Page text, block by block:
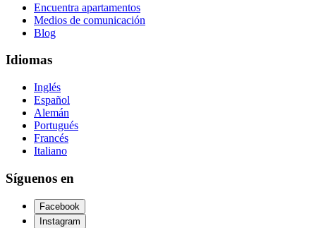
Encuentra apartamentos
Medios de comunicación
Blog
Idiomas
Inglés
Español
Alemán
Portugués
Francés
Italiano
Síguenos en
Facebook
Instagram